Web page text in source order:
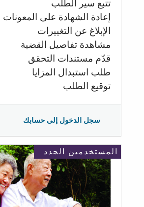
تتبع سير الطلب
إعادة الشهادة على المعونات
الإبلاغ عن التغييرات
مشاهدة تفاصيل القضية
قدّم مستندات التحقق
طلب استبدال المزايا
توقيع الطلب
سجل الدخول إلى حسابك
المستخدمين الجدد